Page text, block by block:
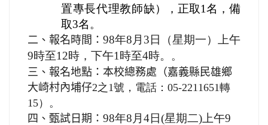
置專長代理教師缺），正取1名，備
取3名 。
二、報名時間： 98年8月3日
（星期一）上午
9時至12時，下午1時至4時。 。
三、報名地點：本校總務處（嘉義縣民雄鄉
大崎村內埔仔2之1號，電話：05-2211651轉
15）。
四、甄試日期： 98年8月4日(星期二)上午9